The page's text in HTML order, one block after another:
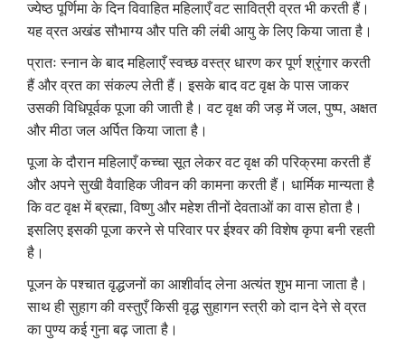
ज्येष्ठ पूर्णिमा के दिन विवाहित महिलाएँ वट सावित्री व्रत भी करती हैं।
यह व्रत अखंड सौभाग्य और पति की लंबी आयु के लिए किया जाता है।
प्रातः स्नान के बाद महिलाएँ स्वच्छ वस्त्र धारण कर पूर्ण श्रृंगार करती
हैं और व्रत का संकल्प लेती हैं। इसके बाद वट वृक्ष के पास जाकर
उसकी विधिपूर्वक पूजा की जाती है। वट वृक्ष की जड़ में जल, पुष्प, अक्षत
और मीठा जल अर्पित किया जाता है।
पूजा के दौरान महिलाएँ कच्चा सूत लेकर वट वृक्ष की परिक्रमा करती हैं
और अपने सुखी वैवाहिक जीवन की कामना करती हैं। धार्मिक मान्यता है
कि वट वृक्ष में ब्रह्मा, विष्णु और महेश तीनों देवताओं का वास होता है।
इसलिए इसकी पूजा करने से परिवार पर ईश्वर की विशेष कृपा बनी रहती
है।
पूजन के पश्चात वृद्धजनों का आशीर्वाद लेना अत्यंत शुभ माना जाता है।
साथ ही सुहाग की वस्तुएँ किसी वृद्ध सुहागन स्त्री को दान देने से व्रत
का पुण्य कई गुना बढ़ जाता है।